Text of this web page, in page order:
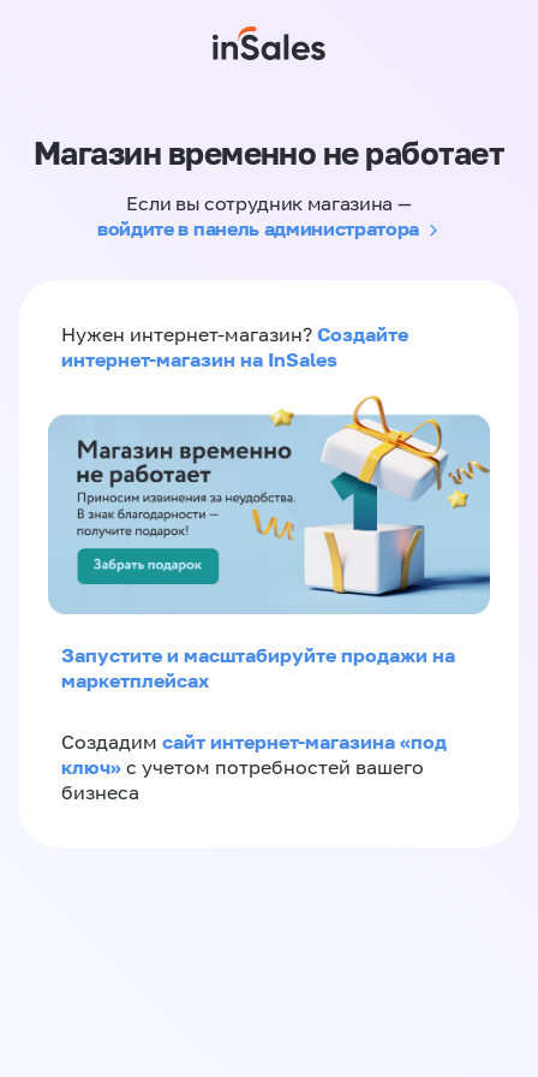
Магазин временно не работает
Если вы сотрудник магазина —
войдите в панель администратора
Нужен интернет-магазин? Создайте
интернет-магазин на InSales
Запустите и масштабируйте продажи на
маркетплейсах
Создадим сайт интернет-магазина «под
ключ» с учетом потребностей вашего
бизнеса